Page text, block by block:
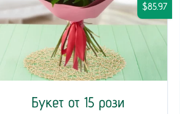
Букет от 15 рози
$85.97